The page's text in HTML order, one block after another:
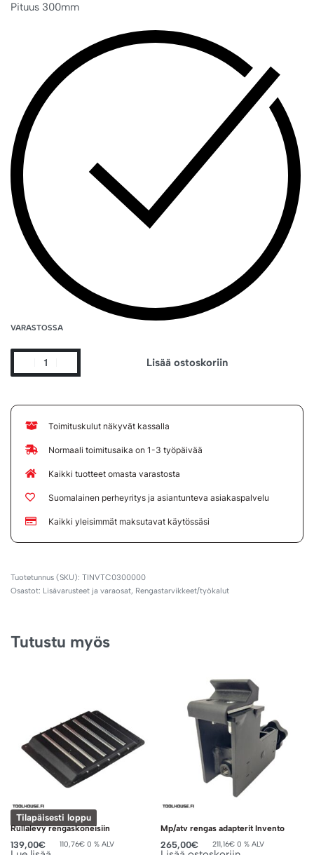
Pituus 300mm
VARASTOSSA
Lisää ostoskoriin
Toimituskulut näkyvät kassalla
Normaali toimitusaika on 1-3 työpäivää
Kaikki tuotteet omasta varastosta
Suomalainen perheyritys ja asiantunteva asiakaspalvelu
Kaikki yleisimmät maksutavat käytössäsi
TINVTC0300000
Osastot: Lisävarusteet ja varaosat, Rengastarvikkeet/työkalut
Tutustu myös
Tilapäisesti loppu
Rullalevy rengaskoneisiin
139,00€ 110,76€ 0 % ALV
Mp/atv rengas adapterit Invento
265,00€ 211,16€ 0 % ALV